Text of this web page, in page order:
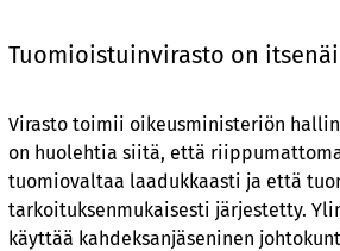
Tuo­miois­tuin­vi­ras­to on
Virasto toi­mii oi­keus­mi­nis­te­riön
on huolehtia siitä, että
tuomiovaltaa laadukkaasti ja että
tarkoituksenmukaisesti järjestetty.
käyttää kahdeksanjäseninen